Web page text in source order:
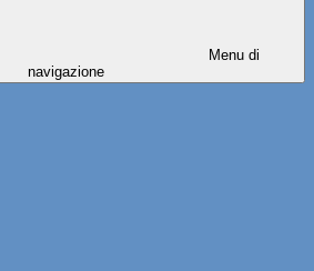
Menu di
navigazione